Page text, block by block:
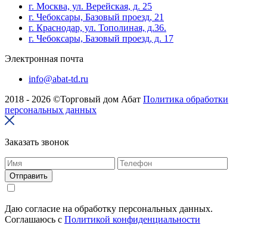
г. Москва, ул. Верейская, д. 25
г. Чебоксары, Базовый проезд, 21
г. Краснодар, ул. Тополиная, д.36.
г. Чебоксары, Базовый проезд, д. 17
Электронная почта
info@abat-td.ru
2018 - 2026 ©Торговый дом Абат Политика обработки
персональных данных
Заказать звонок
Отправить
Даю согласие на обработку персональных данных.
Соглашаюсь с Политикой конфиденциальности